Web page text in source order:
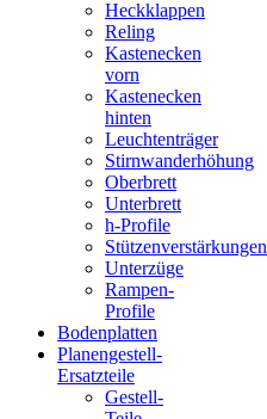
Heckklappen
Reling
Kastenecken
vorn
Kastenecken
hinten
Leuchtenträger
Stirnwanderhöhung
Oberbrett
Unterbrett
h-Profile
Stützenverstärkungen
Unterzüge
Rampen-
Profile
Bodenplatten
Planengestell-
Ersatzteile
Gestell-